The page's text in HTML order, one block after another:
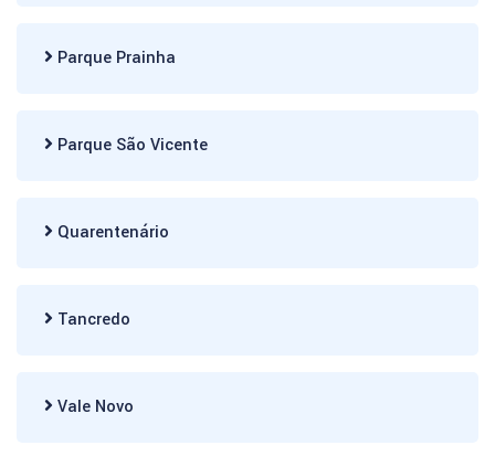
Parque Prainha
Parque São Vicente
Quarentenário
Tancredo
Vale Novo